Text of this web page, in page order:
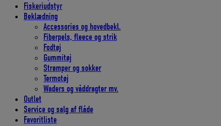
Fiskeriudstyr
Beklædning
Accessories og hovedbekl.
Fiberpels, fleece og strik
Fodtøj
Gummitøj
Strømper og sokker
Termotøj
Waders og våddragter mv.
Outlet
Service og salg af flåde
Favoritliste